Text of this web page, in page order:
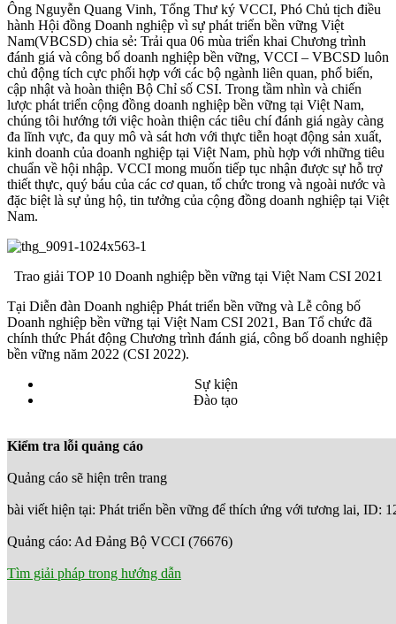
Ông Nguyễn Quang Vinh, Tổng Thư ký VCCI, Phó Chủ tịch điều
hành Hội đồng Doanh nghiệp vì sự phát triển bền vững Việt
Nam(VBCSD) chia sẻ: Trải qua 06 mùa triển khai Chương trình
đánh giá và công bố doanh nghiệp bền vững, VCCI – VBCSD luôn
chủ động tích cực phối hợp với các bộ ngành liên quan, phổ biến,
cập nhật và hoàn thiện Bộ Chỉ số CSI. Trong tầm nhìn và chiến
lược phát triển cộng đồng doanh nghiệp bền vững tại Việt Nam,
chúng tôi hướng tới việc hoàn thiện các tiêu chí đánh giá ngày càng
đa lĩnh vực, đa quy mô và sát hơn với thực tiễn hoạt động sản xuất,
kinh doanh của doanh nghiệp tại Việt Nam, phù hợp với những tiêu
chuẩn về hội nhập. VCCI mong muốn tiếp tục nhận được sự hỗ trợ
thiết thực, quý báu của các cơ quan, tổ chức trong và ngoài nước và
đặc biệt là sự ủng hộ, tin tưởng của cộng đồng doanh nghiệp tại Việt
Nam.
Trao giải TOP 10 Doanh nghiệp bền vững tại Việt Nam CSI 2021
Tại Diễn đàn Doanh nghiệp Phát triển bền vững và Lễ công bố
Doanh nghiệp bền vững tại Việt Nam CSI 2021, Ban Tổ chức đã
chính thức Phát động Chương trình đánh giá, công bố doanh nghiệp
bền vững năm 2022 (CSI 2022).
Sự kiện
Đào tạo
Kiểm tra lỗi quảng cáo
Quảng cáo sẽ hiện trên trang
bài viết hiện tại: Phát triển bền vững để thích ứng với tương lai, ID:
Quảng cáo: Ad Đảng Bộ VCCI (76676)
Tìm giải pháp trong hướng dẫn